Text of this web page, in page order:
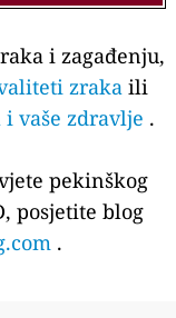
i zagađenju,
zrakaili
vaše zdravlje .
pekinškog
posjetite blog
.